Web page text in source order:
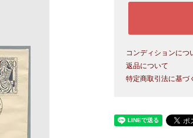
コンディションにつ
返品について
特定商取引法に基づ